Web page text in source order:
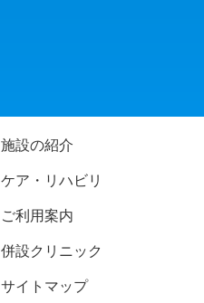
施設の紹介
ケア・リハビリ
ご利用案内
併設クリニック
サイトマップ